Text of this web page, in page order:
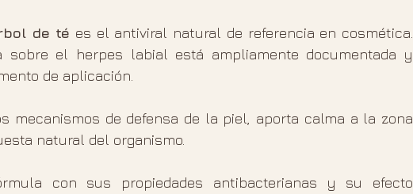
de té es el antiviral natural de referencia en cosmética.
sobre el herpes labial está ampliamente documentada y
de aplicación.
mecanismos de defensa de la piel, aporta calma a la zona
natural del organismo.
con sus propiedades antibacterianas y su efecto